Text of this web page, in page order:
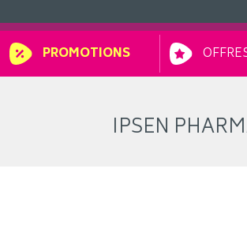
PROMOTIONS
IPSEN